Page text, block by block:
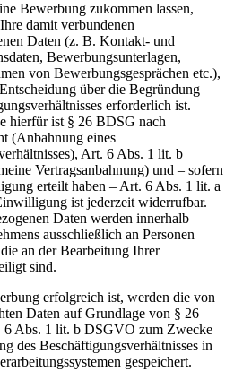
Bewerbung zukommen lassen,
damit verbundenen
Daten (z. B. Kontakt- und
Bewerbungsunterlagen,
von Bewerbungsgesprächen etc.),
über die Begründung
erforderlich ist.
hierfür ist § 26 BDSG nach
(Anbahnung eines
Art. 6 Abs. 1 lit. b
Vertragsanbahnung) und – sofern
erteilt haben – Art. 6 Abs. 1 lit. a
ist jederzeit widerrufbar.
Daten werden innerhalb
ausschließlich an Personen
an der Bearbeitung Ihrer
sind.
erfolgreich ist, werden die von
Daten auf Grundlage von § 26
Abs. 1 lit. b DSGVO zum Zwecke
des Beschäftigungsverhältnisses in
gespeichert.